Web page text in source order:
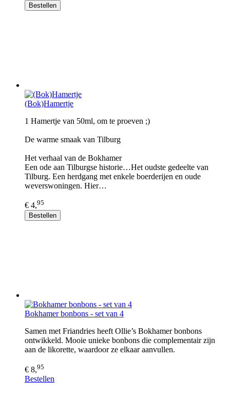
Bestellen
(Bok)Hamertje
1 Hamertje van 50ml, om te proeven ;)
De warme smaak van Tilburg
Het verhaal van de Bokhamer
Een ode aan Tilburgse historie…Het oudste gedeelte van
Tilburg. Een herdgang met enkele boerderijen en oude
weverswoningen. Hier…
€ 4,95
Bestellen
Bokhamer bonbons - set van 4
Samen met Friandries heeft Ollie’s Bokhamer bonbons
ontwikkeld. Mooie unieke bonbons die complementair zijn
aan de likorette, waardoor ze elkaar aanvullen.
€ 8,95
Bestellen